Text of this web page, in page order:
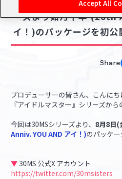
活動履歴
閲覧履歴・購入履歴
マイスケジュール
マイデスク設定変更
ーズより如月千早 (20th
イ！)のパッケージを初公
Share
プロデューサーの皆さん、こんにち
『アイドルマスター』シリーズから
今回は30MSシリーズより、 8月8日(
Anniv. YOU AND アイ！)のパッケ
▼ 30MS 公式X アカウント
https://twitter.com/30msisters
Accept All